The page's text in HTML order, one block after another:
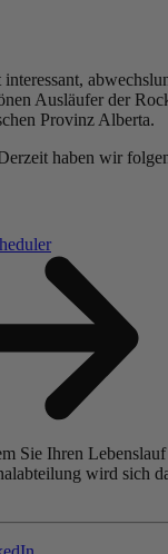
Ausläufer der
Provinz Alberta.
haben wir
Sie Ihren Lebenslauf
wird sich